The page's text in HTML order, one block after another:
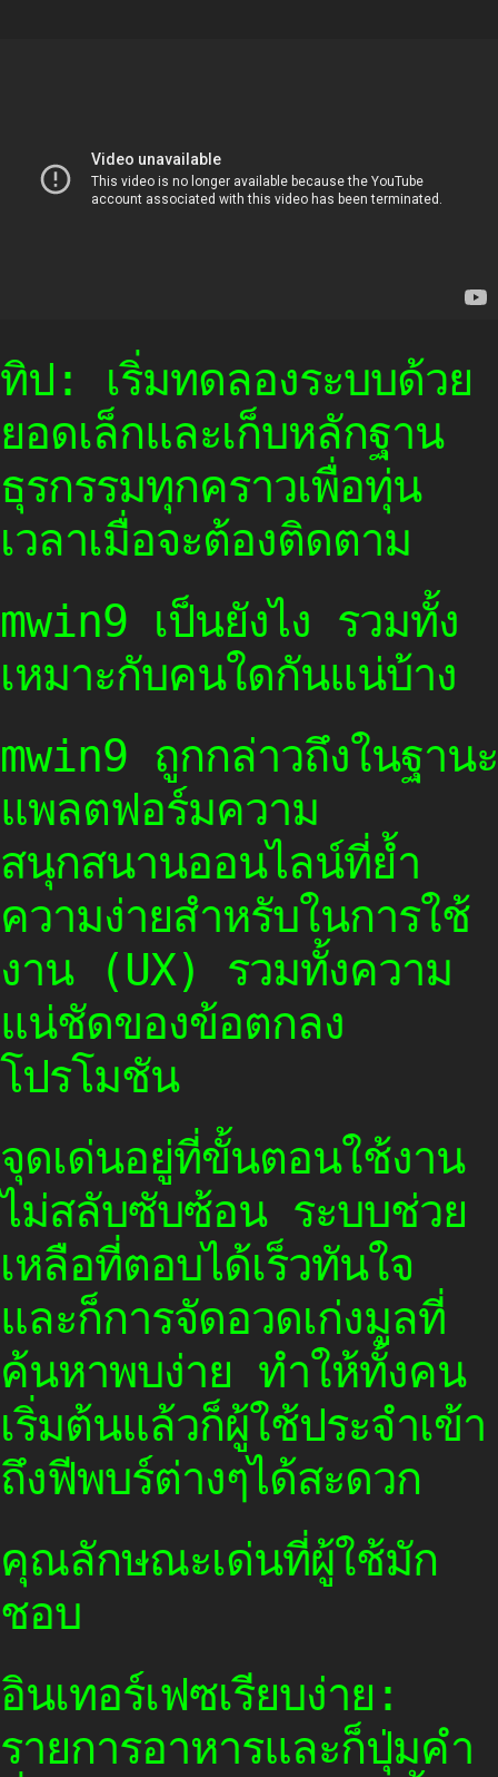
ทิป: เริ่มทดลองระบบด้วย
ยอดเล็กและเก็บหลักฐาน
ธุรกรรมทุกคราวเพื่อทุ่น
เวลาเมื่อจะต้องติดตาม
mwin9 เป็นยังไง รวมทั้ง
เหมาะกับคนใดกันแน่บ้าง
mwin9 ถูกกล่าวถึงในฐานะ
แพลตฟอร์มความ
สนุกสนานออนไลน์ที่ย้ำ
ความง่ายสำหรับในการใช้
งาน (UX) รวมทั้งความ
แน่ชัดของข้อตกลง
โปรโมชัน
จุดเด่นอยู่ที่ขั้นตอนใช้งาน
ไม่สลับซับซ้อน ระบบช่วย
เหลือที่ตอบได้เร็วทันใจ
และก็การจัดอวดเก่งมูลที่
ค้นหาพบง่าย ทำให้ทั้งคน
เริ่มต้นแล้วก็ผู้ใช้ประจำเข้า
ถึงฟีพบร์ต่างๆได้สะดวก
คุณลักษณะเด่นที่ผู้ใช้มัก
ชอบ
อินเทอร์เฟซเรียบง่าย:
รายการอาหารและก็ปุ่มคำ